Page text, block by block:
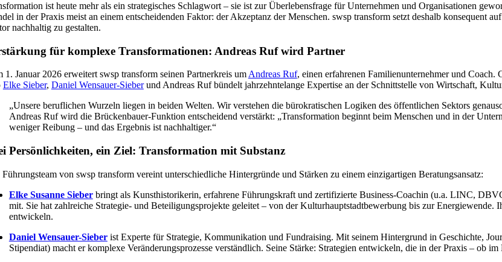
ist heute mehr als ein strategisches Schlagwort – sie ist zur Überlebensfrage für Unternehmen und Organisationen
in der Praxis meist an einem entscheidenden Faktor: der Akzeptanz der Menschen. swsp transform setzt deshalb konsequent
nachhaltig zu gestalten.
für komplexe Transformationen: Andreas Ruf wird Partner
1. Januar 2026 erweitert swsp transform seinen Partnerkreis umAndreas Ruf, einen erfahrenen Familienunternehmer und
Elke Sieber, Daniel Wensauer-Sieberund Andreas Ruf bündelt jahrzehntelange Expertise an der Schnittstelle von Wirtschaft,
„Unsere beruflichen Wurzeln liegen in beiden Welten. Wir verstehen die bürokratischen Logiken des öffentlichen Sektors
Andreas Ruf wird die Brückenbauer-Funktion entscheidend verstärkt: „Transformation beginnt beim Menschen und in der
weniger Reibung – und das Ergebnis ist nachhaltiger.“
Persönlichkeiten, ein Ziel: Transformation mit Substanz
Führungsteam von swsp transform vereint unterschiedliche Hintergründe und Stärken zu einem einzigartigen Beratungsansatz:
Elke Susanne Sieberbringt als Kunsthistorikerin, erfahrene Führungskraft und zertifizierte Business-Coachin (u.a. LINC,
mit. Sie hat zahlreiche Strategie- und Beteiligungsprojekte geleitet – von der Kulturhauptstadtbewerbung bis zur Energiewende.
entwickeln.
Daniel Wensauer-Sieberist Experte für Strategie, Kommunikation und Fundraising. Mit seinem Hintergrund in Geschichte,
Stipendiat) macht er komplexe Veränderungsprozesse verständlich. Seine Stärke: Strategien entwickeln, die in der Praxis – ob